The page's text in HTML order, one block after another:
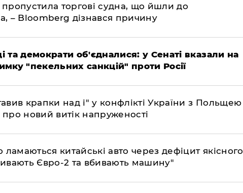
торгові судна, що йшли до
– Bloomberg дізнався причину
та демократи об'єдналися: у Сенаті вказали на
"пекельних санкцій" проти Росії
крапки над і" у конфлікті України з Польщею
новий витік напруженості
ламаються китайські авто через дефіцит якісного
Євро-2 та вбивають машину"